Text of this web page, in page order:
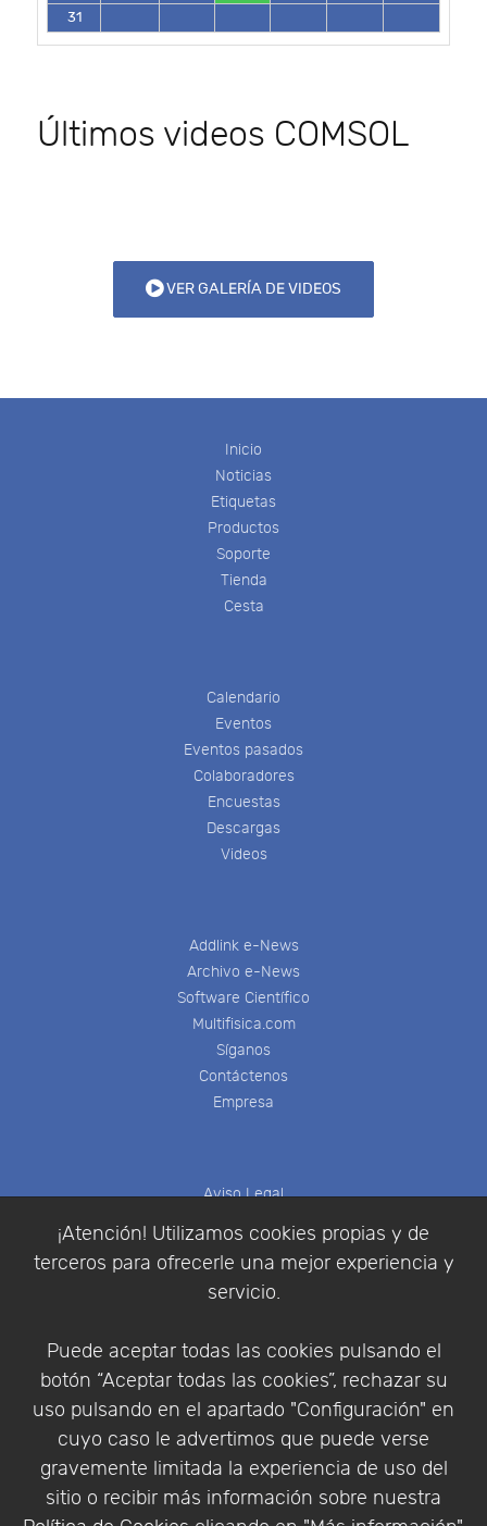
¡Atención! Utilizamos cookies propias y de
terceros para ofrecerle una mejor experiencia y
servicio.
Puede aceptar todas las cookies pulsando el
botón “Aceptar todas las cookies”, rechazar su
uso pulsando en el apartado "Configuración" en
cuyo caso le advertimos que puede verse
gravemente limitada la experiencia de uso del
sitio o recibir más información sobre nuestra
31
Últimos videos COMSOL
VER GALERÍA DE VIDEOS
Inicio
Noticias
Etiquetas
Productos
Soporte
Tienda
Cesta
Calendario
Eventos
Eventos pasados
Colaboradores
Encuestas
Descargas
Videos
Addlink e-News
Archivo e-News
Software Científico
Multifisica.com
Síganos
Contáctenos
Empresa
Aviso Legal
Política de Privacidad
Condiciones de compra
Identificarse
Empresa|Aviso Legal| Política de Privacidad |
Política de Cookies
© Copyright 1994 - 2026. Addlink Software